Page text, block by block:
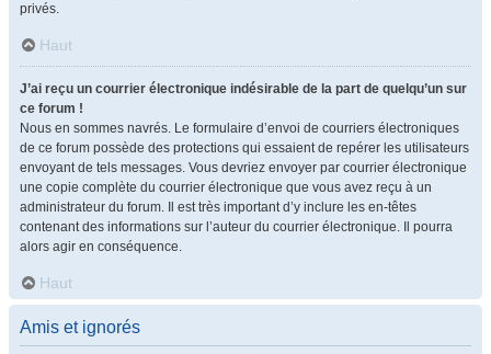
privés.
Haut
J’ai reçu un courrier électronique indésirable de la part de quelqu’un sur
ce forum !
Nous en sommes navrés. Le formulaire d’envoi de courriers électroniques
de ce forum possède des protections qui essaient de repérer les utilisateurs
envoyant de tels messages. Vous devriez envoyer par courrier électronique
une copie complète du courrier électronique que vous avez reçu à un
administrateur du forum. Il est très important d’y inclure les en-têtes
contenant des informations sur l’auteur du courrier électronique. Il pourra
alors agir en conséquence.
Haut
Amis et ignorés